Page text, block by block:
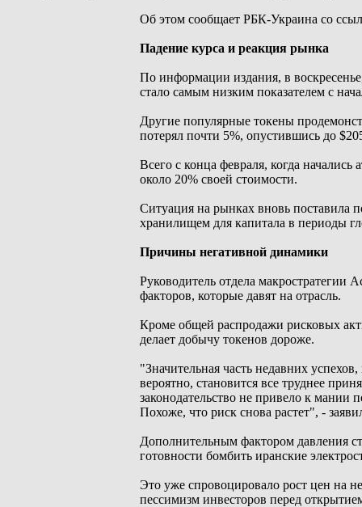
Об этом сообщает РБК-Украина со
Падение курса и реакция рынка
По информации издания, в
стало самым низким показателем с
Другие популярные токены
потерял почти 5%, опустившись до
Всего с конца февраля, когда
около 20% своей стоимости.
Ситуация на рынках вновь поставила
хранилищем для капитала в периоды
Причины негативной динамики
Руководитель отдела макростратегии
факторов, которые давят на отрасль.
Кроме общей распродажи рисковых
делает добычу токенов дороже.
"Значительная часть недавних
вероятно, становится все труднее
законодательство не привело к мании
Похоже, что риск снова растет", -
Дополнительным фактором давления
готовности бомбить иранские
Это уже спровоцировало рост цен на
пессимизм инвесторов перед